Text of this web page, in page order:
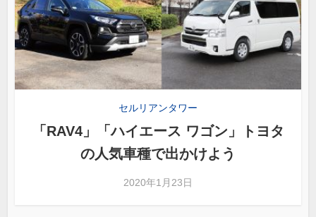
セルリアンタワー
「RAV4」「ハイエース ワゴン」トヨタ
の人気車種で出かけよう
2020年1月23日